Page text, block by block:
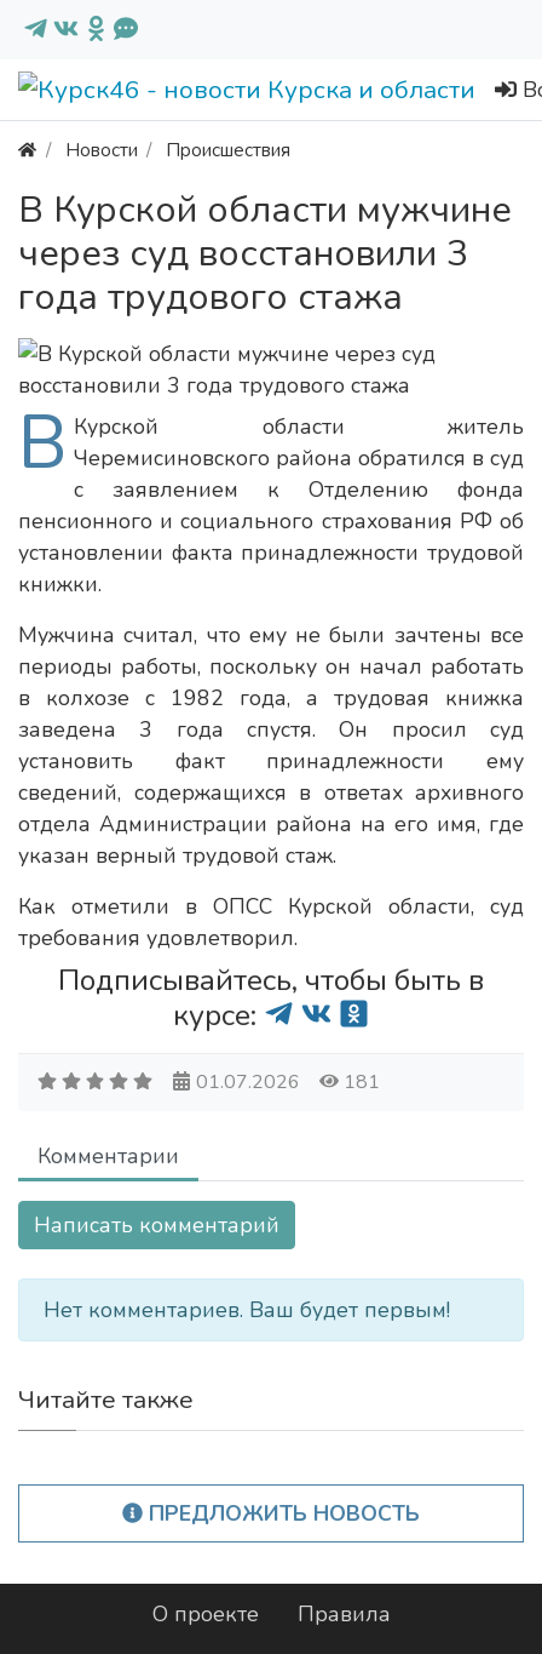
Новости Происшествия
В Курской области мужчине
через суд восстановили 3
года трудового стажа
В Курской области житель
Черемисиновского района обратился в суд
с заявлением к Отделению фонда
пенсионного и социального страхования РФ об
установлении факта принадлежности трудовой
книжки.
Мужчина считал, что ему не были зачтены все
периоды работы, поскольку он начал работать
в колхозе с 1982 года, а трудовая книжка
заведена 3 года спустя. Он просил суд
установить факт принадлежности ему
сведений, содержащихся в ответах архивного
отдела Администрации района на его имя, где
указан верный трудовой стаж.
Как отметили в ОПСС Курской области, суд
требования удовлетворил.
Подписывайтесь, чтобы быть в
курсе:
01.07.2026 181
Комментарии
Написать комментарий
Нет комментариев. Ваш будет первым!
Читайте также
ПРЕДЛОЖИТЬ НОВОСТЬ
О проекте
Правила